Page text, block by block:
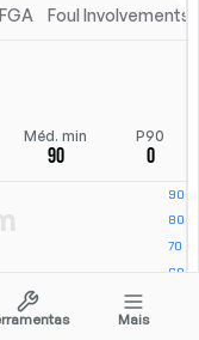
titular
FGA Foul Involvements
Méd. min
90
P90
0
Mais